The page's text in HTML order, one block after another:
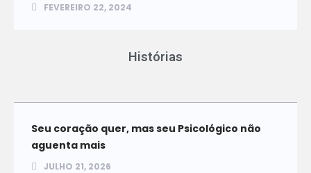
FEVEREIRO 22, 2024
Histórias
Seu coração quer, mas seu Psicológico não
aguenta mais
JULHO 21, 2026